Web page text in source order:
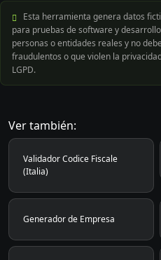
Esta herramienta genera datos
para pruebas de software y
personas o entidades reales y no
fraudulentos o que violen la
LGPD.
Ver también:
Validador Codice Fiscale
(Italia)
Generador de Empresa